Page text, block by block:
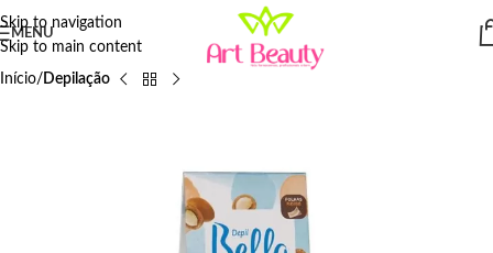
Skip to navigation
Skip to main content
MENU
Início Depilação